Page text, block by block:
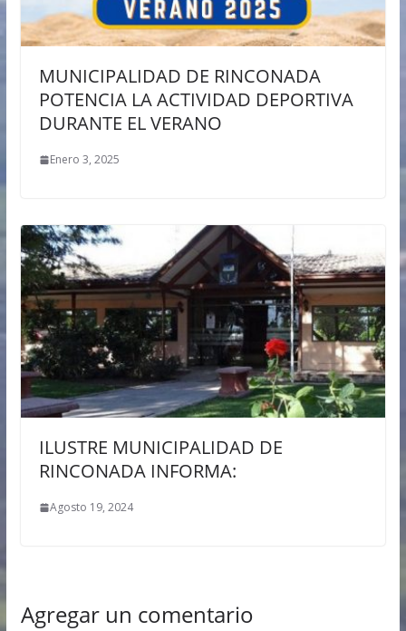
MUNICIPALIDAD DE RINCONADA
POTENCIA LA ACTIVIDAD DEPORTIVA
DURANTE EL VERANO
Enero 3, 2025
ILUSTRE MUNICIPALIDAD DE
RINCONADA INFORMA:
Agosto 19, 2024
Agregar un comentario